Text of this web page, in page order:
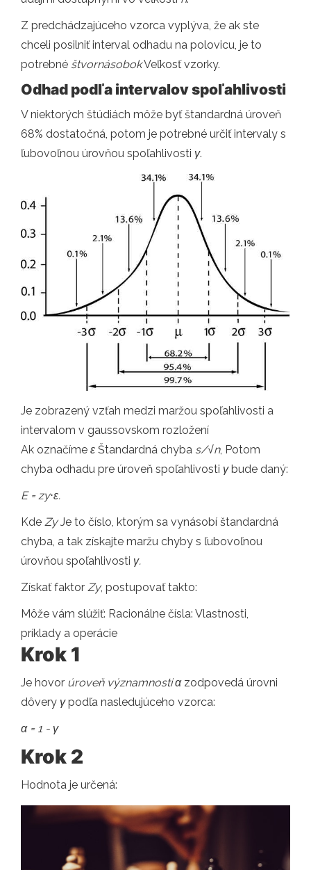
Z predchádzajúceho vzorca vyplýva, že ak ste
chceli posilniť interval odhadu na polovicu, je to
potrebné štvornásobokVeľkosť vzorky.
Odhad podľa intervalov spoľahlivosti
V niektorých štúdiách môže byť štandardná úroveň
68% dostatočná, potom je potrebné určiť intervaly s
ľubovoľnou úrovňou spoľahlivosti γ.
Je zobrazený vzťah medzi maržou spoľahlivosti a
intervalom v gaussovskom rozložení
Ak označíme ε Štandardná chyba s/√n, Potom
chyba odhadu pre úroveň spoľahlivosti γbude daný:
E = zy⋅ε.
Kde ZyJe to číslo, ktorým sa vynásobí štandardná
chyba, a tak získajte maržu chyby s ľubovoľnou
úrovňou spoľahlivosti γ.
Získať faktor Zy, postupovať takto:
Môže vám slúžiť: Racionálne čísla: Vlastnosti,
príklady a operácie
Krok 1
Je hovor úroveň významnosti αzodpovedá úrovni
dôvery γpodľa nasledujúceho vzorca:
α = 1 - γ
Krok 2
Hodnota je určená: